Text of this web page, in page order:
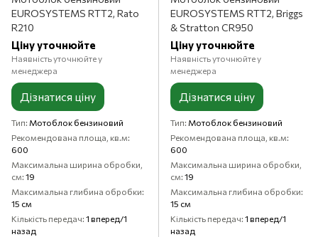
EUROSYSTEMS RTT2, Rato
R210
Ціну уточнюйте
Наявність уточнюйте у
менеджера
Дізнатися ціну
Тип Мотоблок бензиновий
Рекомендована площа, кв.м
600
Максимальна ширина обробки,
см 19
Максимальна глибина обробки
15 см
Кількість передач 1 вперед/1
назад
EUROSYSTEMS RTT2, Briggs
& Stratton CR950
Ціну уточнюйте
Наявність уточнюйте у
менеджера
Дізнатися ціну
Тип Мотоблок бензиновий
Рекомендована площа, кв.м
600
Максимальна ширина обробки,
см 19
Максимальна глибина обробки
15 см
Кількість передач 1 вперед/1
назад